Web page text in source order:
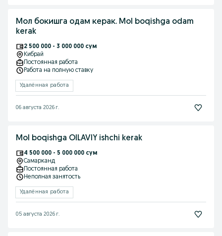
Мол бокишга одам керак. Mol boqishga odam
kerak
2 500 000 - 3 000 000 сум
Кибрай
Постоянная работа
Работа на полную ставку
Удалённая работа
06 августа 2026 г.
Mol boqishga OILAVIY ishchi kerak
4 500 000 - 5 000 000 сум
Самарканд
Постоянная работа
Неполная занятость
Удалённая работа
05 августа 2026 г.